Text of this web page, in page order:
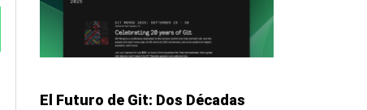
El Futuro de Git: Dos Décadas